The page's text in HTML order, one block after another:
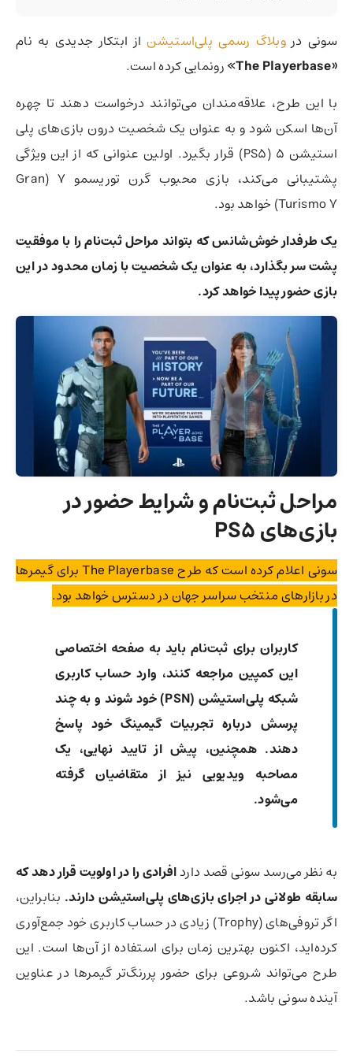
سونی دروبلاگ رسمی پلی‌استیشناز ابتکار جدیدی به نام
«The Playerbase»
رونمایی کرده است.
با این طرح، علاقه‌مندان می‌توانند درخواست دهند تا چهره
آن‌ها اسکن شود و به عنوان یک شخصیت درون بازی‌های پلی‌
استیشن ۵ (PS5) قرار بگیرد. اولین عنوانی که از این ویژگی
پشتیبانی می‌کند، بازی محبوب گرن توریسمو ۷ (Gran
Turismo 7) خواهد بود.
یک طرفدار خوش‌شانس که بتواند مراحل ثبت‌نام را با موفقیت
پشت سر بگذارد، به عنوان یک شخصیت با زمان محدود در این
بازی حضور پیدا خواهد کرد.
مراحل ثبت‌نام و شرایط حضور در
بازی‌های PS5
سونی اعلام کرده است که طرح The Playerbase برای گیمرها
در بازارهای منتخب سراسر جهان در دسترس خواهد بود.
کاربران برای ثبت‌نام باید به صفحه اختصاصی
این کمپین مراجعه کنند، وارد حساب کاربری
شبکه پلی‌استیشن (PSN) خود شوند و به چند
پرسش درباره تجربیات گیمینگ خود پاسخ
دهند. همچنین، پیش از تایید نهایی، یک
مصاحبه ویدیویی نیز از متقاضیان گرفته
می‌شود.
به نظر می‌رسد سونی قصد داردافرادی را در اولویت قرار دهد که
سابقه طولانی در اجرای بازی‌های پلی‌استیشن دارند. بنابراین،
اگر تروفی‌های (Trophy) زیادی در حساب کاربری خود جمع‌آوری
کرده‌اید، اکنون بهترین زمان برای استفاده از آن‌ها است. این
طرح می‌تواند شروعی برای حضور پررنگ‌تر گیمرها در عناوین
آینده سونی باشد.